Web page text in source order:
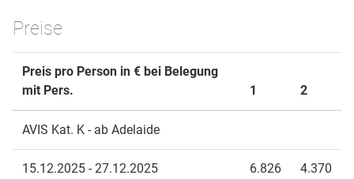
Preise
Preis pro Person in € bei Belegung
mit Pers.
1 2
AVIS Kat. K - ab Adelaide
15.12.2025 - 27.12.2025 6.826 4.370